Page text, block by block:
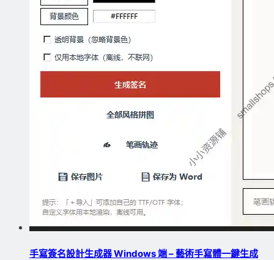
手寫簽名設計生成器 Windows 端 – 藝術手寫體一鍵生成